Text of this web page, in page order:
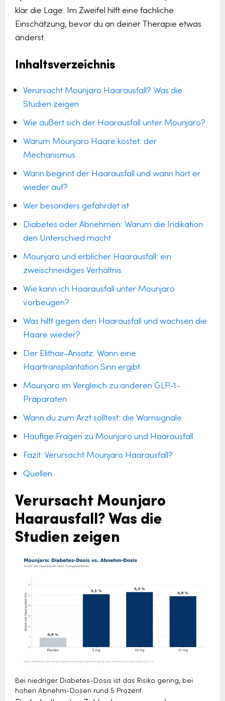
klär die Lage. Im Zweifel hilft eine fachliche
Einschätzung, bevor du an deiner Therapie etwas
änderst.
Inhaltsverzeichnis
Verursacht Mounjaro Haarausfall? Was die
Studien zeigen
Wie äußert sich der Haarausfall unter Mounjaro?
Warum Mounjaro Haare kostet: der
Mechanismus
Wann beginnt der Haarausfall und wann hört er
wieder auf?
Wer besonders gefährdet ist
Diabetes oder Abnehmen: Warum die Indikation
den Unterschied macht
Mounjaro und erblicher Haarausfall: ein
zweischneidiges Verhältnis
Wie kann ich Haarausfall unter Mounjaro
vorbeugen?
Was hilft gegen den Haarausfall und wachsen die
Haare wieder?
Der Elithair-Ansatz: Wann eine
Haartransplantation Sinn ergibt
Mounjaro im Vergleich zu anderen GLP-1-
Präparaten
Wann du zum Arzt solltest: die Warnsignale
Häufige Fragen zu Mounjaro und Haarausfall
Fazit: Verursacht Mounjaro Haarausfall?
Quellen
Verursacht Mounjaro
Haarausfall? Was die
Studien zeigen
Bei niedriger Diabetes-Dosis ist das Risiko gering, bei
hohen Abnehm-Dosen rund 5 Prozent.